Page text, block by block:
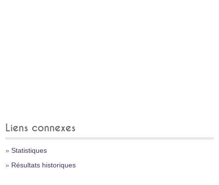
Liens connexes
»Statistiques
» Résultats historiques